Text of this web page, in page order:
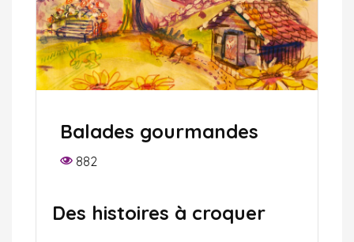
Balades gourmandes
882
Des histoires à croquer